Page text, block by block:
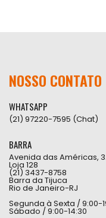
NOSSO CONTATO
WHATSAPP
(21) 97220-7595 (Chat)
BARRA
Avenida das Américas,
Loja 128
(21) 3437-8758
Barra da Tijuca
Rio de Janeiro-RJ
Segunda à Sexta / 9:00-
Sábado / 9:00-14:30